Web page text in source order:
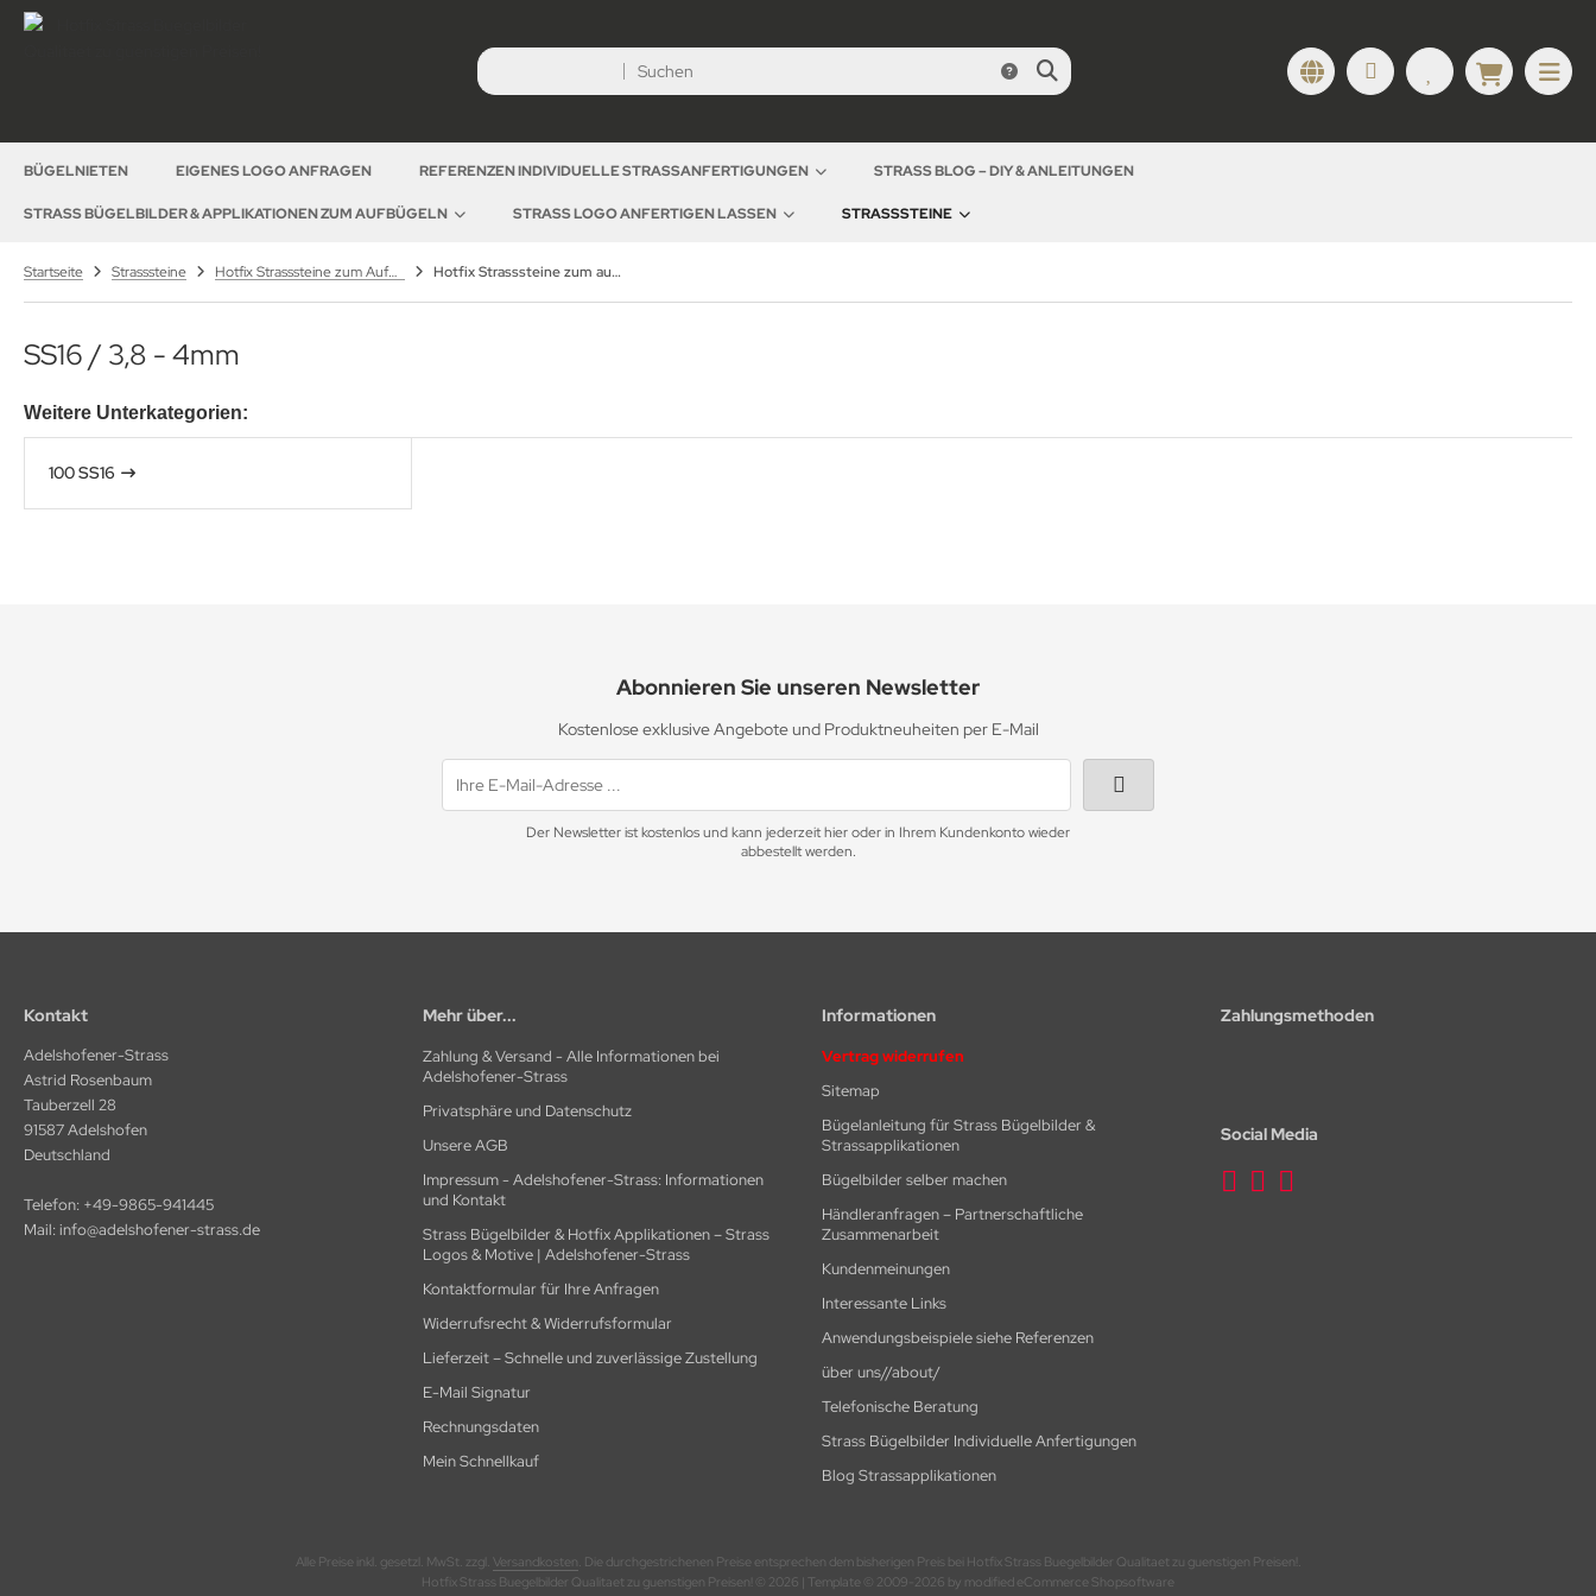
BÜGELNIETEN EIGENES LOGO ANFRAGEN REFERENZEN INDIVIDUELLE STRASSANFERTIGUNGEN STRASS BLOG – DIY & ANLEITUNGEN
STRASS BÜGELBILDER & APPLIKATIONEN ZUM AUFBÜGELN STRASS LOGO ANFERTIGEN LASSEN STRASSSTEINE
Startseite Strasssteine Hotfix Strasssteine zum Aufbügeln – hochwertige Strasssteine für Textilveredelung Hotfix Strasssteine zum aufbügeln SS16 / 3,8 - 4mm
SS16 / 3,8 - 4mm
Weitere Unterkategorien:
100 SS16
Abonnieren Sie unseren Newsletter
Kostenlose exklusive Angebote und Produktneuheiten per E-Mail
Der Newsletter ist kostenlos und kann jederzeit hier oder in Ihrem Kundenkonto wieder
abbestellt werden.
Kontakt
Adelshofener-Strass
Astrid Rosenbaum
Tauberzell 28
91587 Adelshofen
Deutschland
Telefon: +49-9865-941445
Mail: info@adelshofener-strass.de
Mehr über...
Zahlung & Versand - Alle Informationen bei
Adelshofener-Strass
Privatsphäre und Datenschutz
Unsere AGB
Impressum - Adelshofener-Strass: Informationen
und Kontakt
Strass Bügelbilder & Hotfix Applikationen – Strass
Logos & Motive | Adelshofener-Strass
Kontaktformular für Ihre Anfragen
Widerrufsrecht & Widerrufsformular
Lieferzeit – Schnelle und zuverlässige Zustellung
E-Mail Signatur
Rechnungsdaten
Mein Schnellkauf
Informationen
Vertrag widerrufen
Sitemap
Bügelanleitung für Strass Bügelbilder &
Strassapplikationen
Bügelbilder selber machen
Händleranfragen – Partnerschaftliche
Zusammenarbeit
Kundenmeinungen
Interessante Links
Anwendungsbeispiele siehe Referenzen
über uns//about/
Telefonische Beratung
Strass Bügelbilder Individuelle Anfertigungen
Blog Strassapplikationen
Zahlungsmethoden
Social Media
Alle Preise inkl. gesetzl. MwSt. zzgl. Versandkosten. Die durchgestrichenen Preise entsprechen dem bisherigen Preis bei Hotfix Strass Buegelbilder Qualitaet zu guenstigen Preisen!.
Hotfix Strass Buegelbilder Qualitaet zu guenstigen Preisen! © 2026 | Template © 2009-2026 by modified eCommerce Shopsoftware